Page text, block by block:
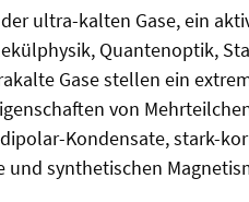
ultra-kalten Gase, ein
Quantenoptik,
Gase stellen ein
von
Kondensate, stark-
und synthetischen